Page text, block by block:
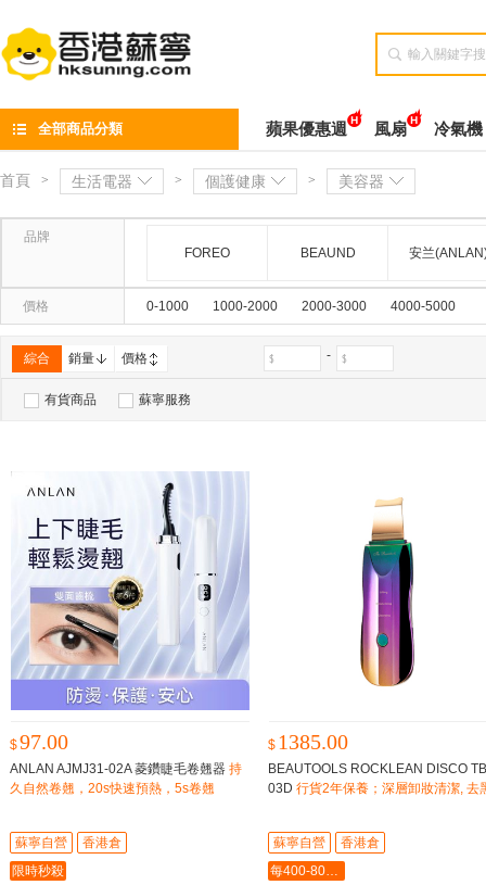

全部商品分類 蘋果優惠週 風扇 冷氣機
首頁 > 生活電器 > 個護健康 > 美容器
品牌
FOREO
BEAUND 安兰
價格 0-1000 1000-2000 2000-3000 4000-5000
綜合 銷量 價格 -
有貨商品 蘇寧服務
$97.00
ANLAN AJMJ31-02A 菱鑽睫毛卷翹器 持
久自然卷翹，20s快速預熱，5s卷翹
蘇寧自營
香港倉
限時秒殺
$ 1385.00
BEAUTOOLS ROCKLEAN DISCO
03D 行貨2年保養；深層卸妝清潔, 去
蘇寧自營
香港倉
每400-80最多-2000